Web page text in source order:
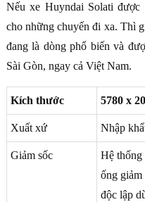
Nếu xe Huyndai Solati
cho những chuyến đi xa. Thì
đang là dòng phổ biến và
Sài Gòn, ngay cả Việt Nam.
Kích thước 5780 x
Xuất xứ Nhập
Giảm sốc
Hệ thống
ống
độc lập